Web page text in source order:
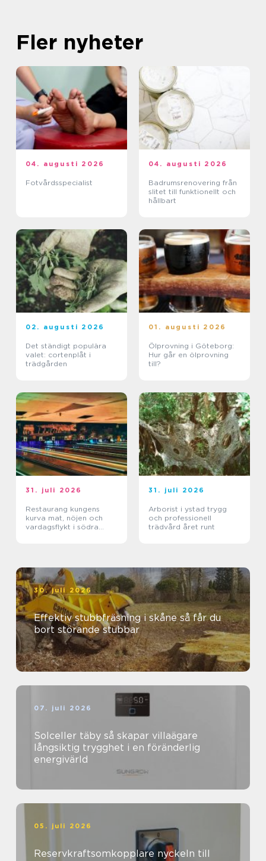
Fler nyheter
04. augusti 2026
Fotvårdsspecialist
04. augusti 2026
Badrumsrenovering från
slitet till funktionellt och
hållbart
02. augusti 2026
Det ständigt populära
valet: cortenplåt i
trädgården
01. augusti 2026
Ölprovning i Göteborg:
Hur går en ölprovning
till?
31. juli 2026
Restaurang kungens
kurva mat, nöjen och
vardagsflykt i södra
31. juli 2026
Arborist i ystad trygg
och professionell
trädvård året runt
30. juli 2026
Effektiv stubbfräsning i skåne så får du
bort störande stubbar
07. juli 2026
Solceller täby så skapar villaägare
långsiktig trygghet i en föränderlig
energivärld
05. juli 2026
Reservkraftsomkopplare nyckeln till